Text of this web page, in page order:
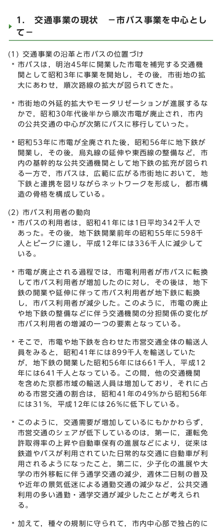
1. 交通事業の現状 －市バス事業を中心とし
て－
(1) 交通事業の沿革と市バスの位置づけ
市バスは，明治45年に開業した市電を補完する交通機
関として昭和3年に事業を開始し，その後，市街地の拡
大にあわせ，順次路線の拡大が図られてきた。
市街地の外延的拡大やモータリゼーションが進展するな
かで，昭和30年代後半から順次市電が廃止され，市内
の公共交通の中心が次第にバスに移行していった。
昭和53年に市電が全廃された後，昭和56年に地下鉄が
開業し，その後，烏丸線の延伸や東西線の整備など，市
内の基幹的な公共交通機関として地下鉄の拡充が図られ
る一方で，市バスは，広範に広がる市街地において，地
下鉄と連携を図りながらネットワークを形成し，都市構
造の骨格を構成している。
(2) 市バス利用者の動向
市バスの利用者は，昭和41年には1日平均342千人で
あった。その後，地下鉄開業前年の昭和55年に598千
人とピークに達し，平成12年には336千人に減少して
いる。
市電が廃止される過程では，市電利用者が市バスに転換
して市バス利用者が増加したのに対し，その後は，地下
鉄の開業や延伸に伴って市バス利用者が地下鉄に転換
し，市バス利用者が減少した。このように，市電の廃止
や地下鉄の整備などに伴う交通機関の分担関係の変化が
市バス利用者の増減の一つの要素となっている。
そこで，市電や地下鉄を合わせた市営交通全体の輸送人
員をみると，昭和41年には899千人を輸送していた
が，地下鉄の開業した昭和56年には661千人，平成12
年には641千人となっている。この間，他の交通機関
を含めた京都市域の輸送人員は増加しており，それに占
める市営交通の割合は，昭和41年の49%から昭和56年
には31%，平成12年には26%に低下している。
このように，交通需要が増加しているにもかかわらず，
市営交通のシェアが低下しているのは，第一に，運転免
許取得率の上昇や自動車保有の進展などにより，従来は
鉄道やバスが利用されていた日常的な交通に自動車が利
用されるようになったこと，第二に，少子化の進展や大
学の市外移転に伴う通学交通の減少，週休二日制の普及
や近年の景気低迷による通勤交通の減少など，公共交通
利用の多い通勤・通学交通が減少したことが考えられ
る。
加えて，種々の規制に守られて，市内中心部で独占的に